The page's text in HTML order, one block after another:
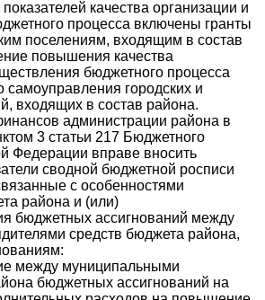
качества организации и
процесса включены гранты
поселениям, входящим в состав
повышения качества
бюджетного процесса
самоуправления городских и
входящих в состав района.
администрации района в
3 статьи 217 Бюджетного
Федерации вправе вносить
сводной бюджетной росписи
с особенностями
района и (или)
бюджетных ассигнований между
средств бюджета района,
между муниципальными
бюджетных ассигнований на